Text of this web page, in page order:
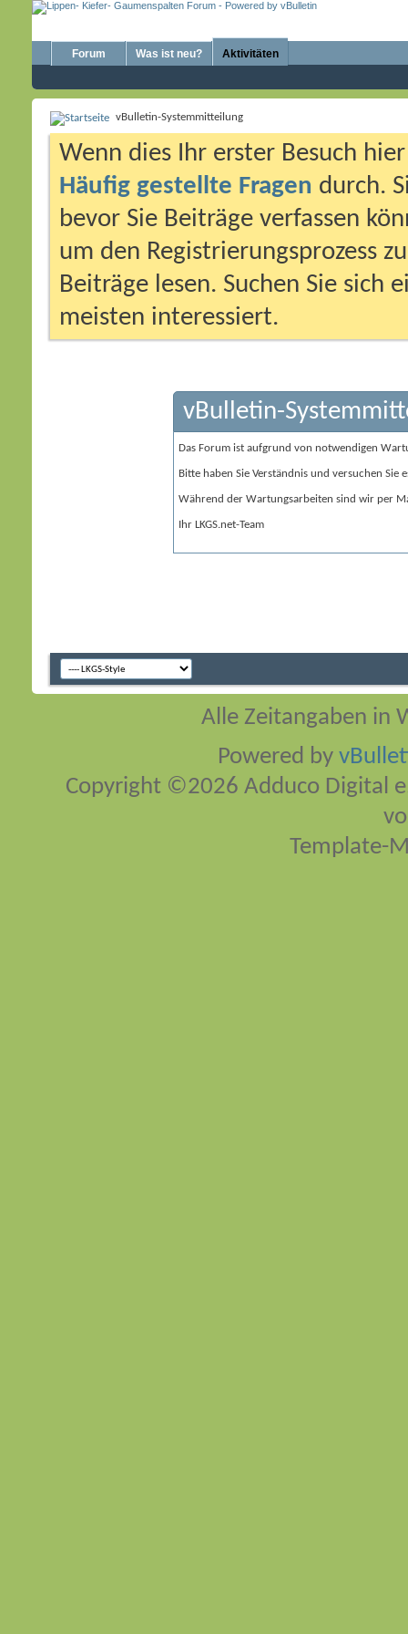
Forum Was ist neu? Aktivitäten
vBulletin-Systemmitteilung
Wenn dies Ihr erster Besuch
Häufig gestellte Fragen durch.
bevor Sie Beiträge verfassen
um den Registrierungsprozess
Beiträge lesen. Suchen Sie sich
meisten interessiert.
vBulletin-
Das Forum ist aufgrund von notwendigen
Bitte haben Sie Verständnis und versuchen Sie
Während der Wartungsarbeiten sind wir per
Ihr LKGS.net-Team
Alle Zeitangaben in
Powered by
Copyright ©2026 Adduco Digital
Template-